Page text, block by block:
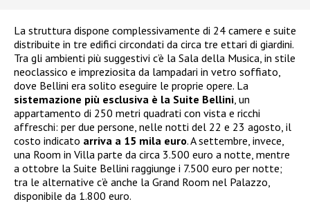
La struttura dispone complessivamente di 24 camere e suite
distribuite in tre edifici circondati da circa tre ettari di giardini.
Tra gli ambienti più suggestivi c’è la Sala della Musica, in stile
neoclassico e impreziosita da lampadari in vetro soffiato,
dove Bellini era solito eseguire le proprie opere. La
sistemazione più esclusiva è la Suite Bellini, un
appartamento di 250 metri quadrati con vista e ricchi
affreschi: per due persone, nelle notti del 22 e 23 agosto, il
costo indicato arriva a 15 mila euro. A settembre, invece,
una Room in Villa parte da circa 3.500 euro a notte, mentre
a ottobre la Suite Bellini raggiunge i 7.500 euro per notte;
tra le alternative c’è anche la Grand Room nel Palazzo,
disponibile da 1.800 euro.